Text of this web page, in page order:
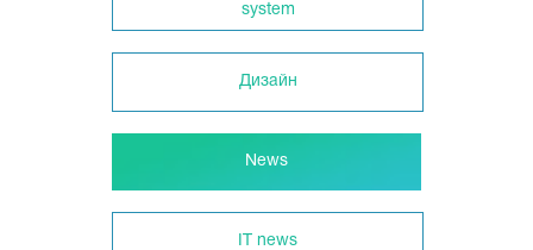
system
Дизайн
News
IT news